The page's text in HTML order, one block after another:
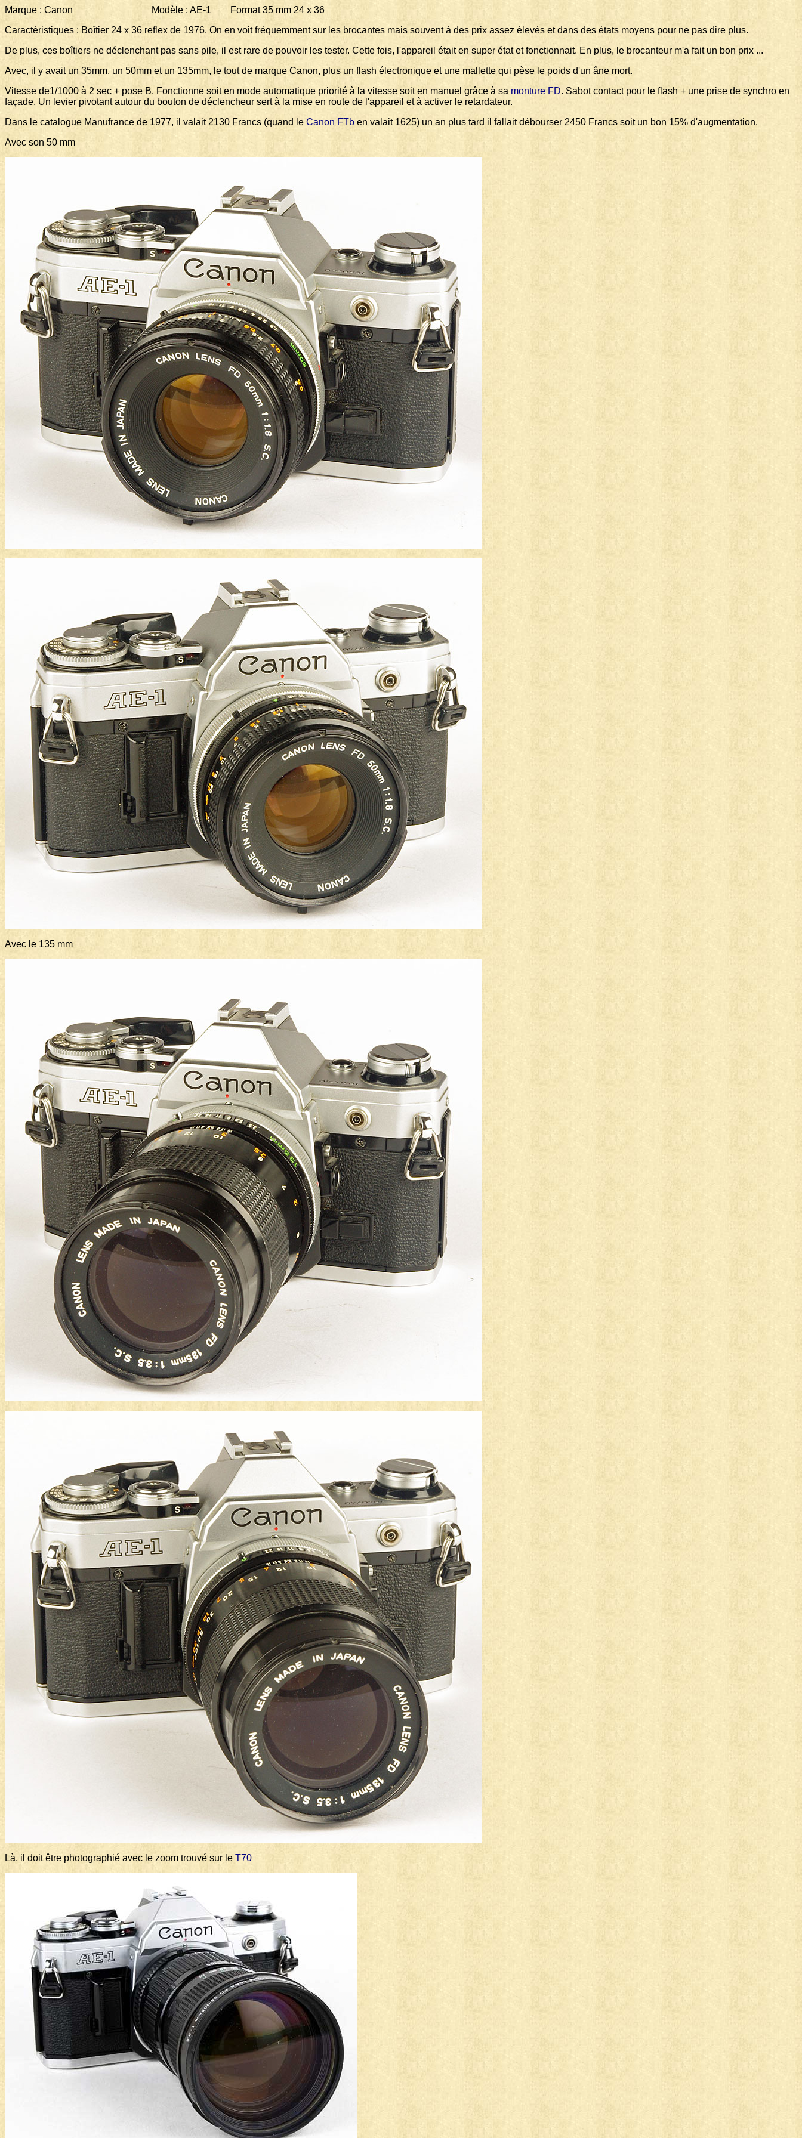
Marque : Canon Modèle : AE-1 Format 35 mm 24 x 36
Caractéristiques : Boîtier 24 x 36 reflex de 1976. On en voit fréquemment sur les brocantes mais souvent à des prix assez élevés et dans des états moyens pour ne pas dire plus.
De plus, ces boîtiers ne déclenchant pas sans pile, il est rare de pouvoir les tester. Cette fois, l'appareil était en super état et fonctionnait. En plus, le brocanteur m'a fait un bon prix ...
Avec, il y avait un 35mm, un 50mm et un 135mm, le tout de marque Canon, plus un flash électronique et une mallette qui pèse le poids d'un âne mort.
Vitesse de1/1000 à 2 sec + pose B. Fonctionne soit en mode automatique priorité à la vitesse soit en manuel grâce à sa monture FD. Sabot contact pour le flash + une prise de synchro en
façade. Un levier pivotant autour du bouton de déclencheur sert à la mise en route de l'appareil et à activer le retardateur.
Dans le catalogue Manufrance de 1977, il valait 2130 Francs (quand le Canon FTb en valait 1625) un an plus tard il fallait débourser 2450 Francs soit un bon 15% d'augmentation.
Avec son 50 mm
Avec le 135 mm
Là, il doit être photographié avec le zoom trouvé sur le T70